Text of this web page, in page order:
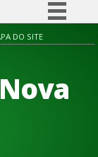
informação
DO SITE